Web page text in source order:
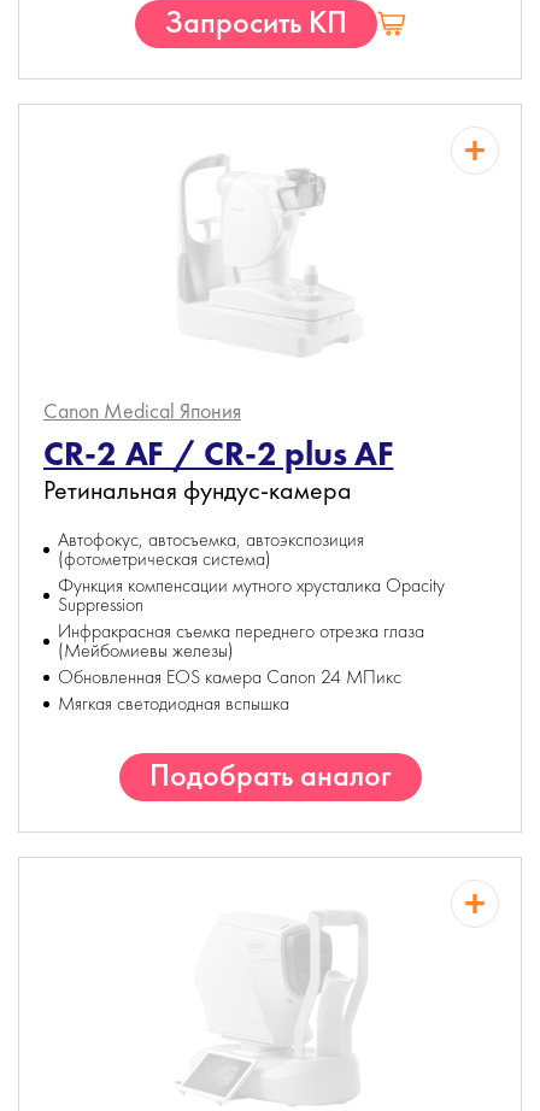
Запросить КП
Canon Medical Япония
CR-2 AF / CR-2 plus AF
Ретинальная фундус-камера
Автофокус, автосъемка, автоэкспозиция
(фотометрическая система)
Функция компенсации мутного хрусталика Opacity
Suppression
Инфракрасная съемка переднего отрезка глаза
(Мейбомиевы железы)
Обновленная EOS камера Canon 24 МПикс
Мягкая светодиодная вспышка
Подобрать аналог